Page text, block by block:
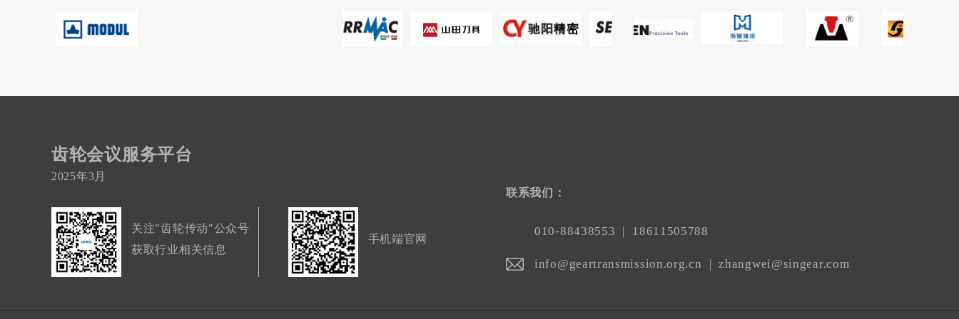
齿轮会议服务平台
2025年3月
关注"齿轮传动"公众号
获取行业相关信息
手机端官网
联系我们：
010-88438553 | 18611505788
info@geartransmission.org.cn | zhangwei@singear.com